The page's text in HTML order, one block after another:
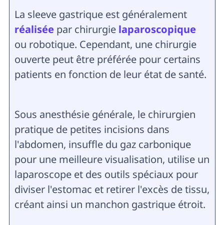
La sleeve gastrique est généralement
réalisée par chirurgie laparoscopique
ou robotique. Cependant, une chirurgie
ouverte peut être préférée pour certains
patients en fonction de leur état de santé.
Sous anesthésie générale, le chirurgien
pratique de petites incisions dans
l'abdomen, insuffle du gaz carbonique
pour une meilleure visualisation, utilise un
laparoscope et des outils spéciaux pour
diviser l'estomac et retirer l'excès de tissu,
créant ainsi un manchon gastrique étroit.